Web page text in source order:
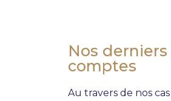
Nos
comptes
Au travers de nos